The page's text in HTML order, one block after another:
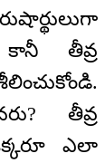
కానీ తీవ్ర
తీవ్ర
ఎలా